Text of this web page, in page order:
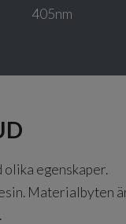
405nm
egenskaper.
Materialbyten